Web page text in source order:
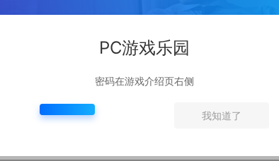
PC游戏乐园
密码在游戏介绍页右侧
我知道了